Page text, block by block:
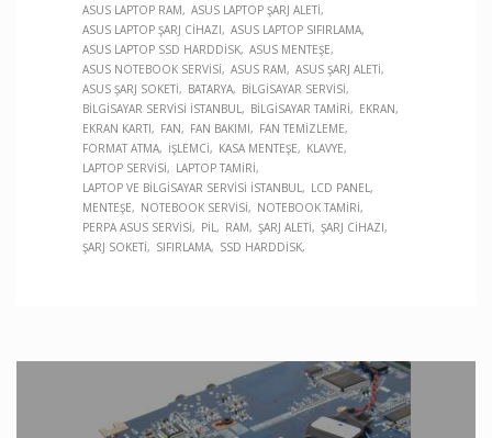
ASUS LAPTOP RAM
ASUS LAPTOP ŞARJ ALETI
ASUS LAPTOP ŞARJ CIHAZI
ASUS LAPTOP SIFIRLAMA
ASUS LAPTOP SSD HARDDISK ASUS MENTEŞE
ASUS NOTEBOOK SERVISI
ASUS RAM
ASUS ŞARJ ALETI
ASUS ŞARJ SOKETI
BATARYA
BILGISAYAR SERVISI
BILGISAYAR SERVISI İSTANBUL
BILGISAYAR TAMIRI
EKRAN
EKRAN KARTI
FAN FAN BAKIMI
FAN TEMIZLEME
FORMAT ATMA
İŞLEMCI KASA MENTEŞE
KLAVYE
LAPTOP SERVISI
LAPTOP TAMIRI
LAPTOP VE BILGISAYAR SERVISI İSTANBUL
LCD PANEL
MENTEŞE
NOTEBOOK SERVISI
NOTEBOOK TAMIRI
PERPA ASUS SERVISI
PIL RAM ŞARJ ALETI
ŞARJ CIHAZI
ŞARJ SOKETI
SIFIRLAMA SSD HARDDISK